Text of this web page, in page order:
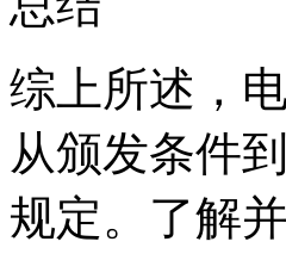
综上所述，
从颁发条件
规定。了解